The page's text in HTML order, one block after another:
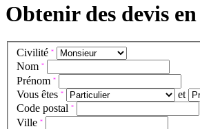
Obtenir des devis
Civilité *
Nom *
Prénom *
Vous êtes *
et
Code postal *
Ville *